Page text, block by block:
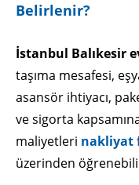
Belirlenir?
İstanbul Balıkesir
taşıma mesafesi,
asansör ihtiyacı,
ve sigorta
maliyetleri nakliyat
üzerinden